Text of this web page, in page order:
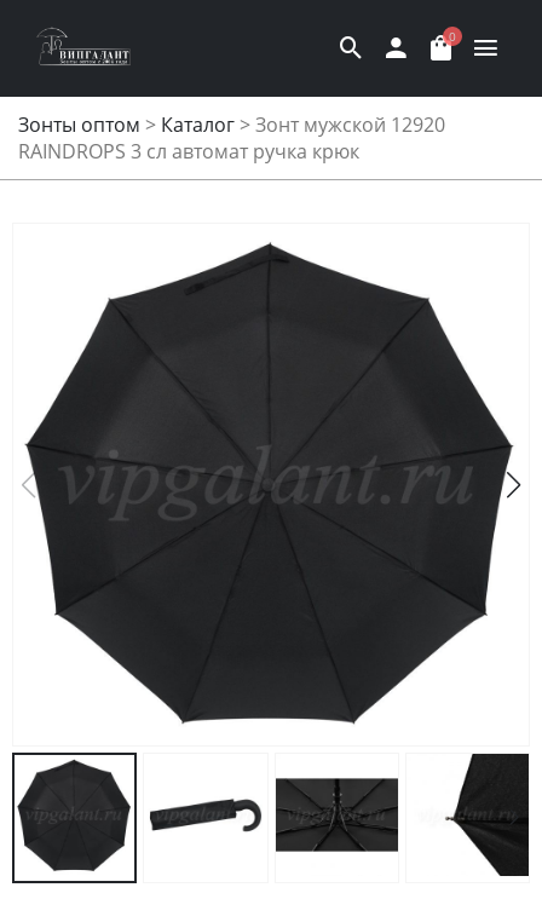
0
Зонты оптом > Каталог>Зонт мужской 12920
RAINDROPS 3 сл автомат ручка крюк